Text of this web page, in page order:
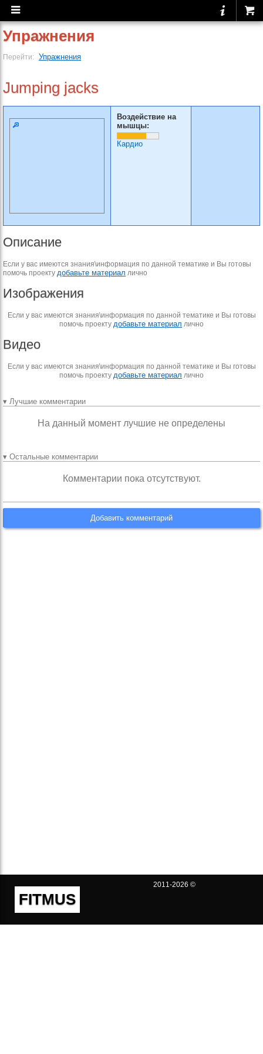
Упражнения
Перейти: Упражнения
Jumping jacks
Воздействие на
мышцы:
Кардио
Описание
Если у вас имеются знания\информация по данной тематике и Вы готовы
помочь проекту добавьте материал лично
Изображения
Если у вас имеются знания\информация по данной тематике и Вы готовы
помочь проекту добавьте материал лично
Видео
Если у вас имеются знания\информация по данной тематике и Вы готовы
помочь проекту добавьте материал лично
▾ Лучшие комментарии
На данный момент лучшие не определены
▾ Остальные комментарии
Комментарии пока отсутствуют.
Добавить комментарий
FITMUS
2011-2026 ©